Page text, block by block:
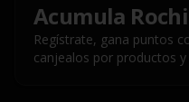
Acumula
Regístrate, gana puntos
canjealos por productos y